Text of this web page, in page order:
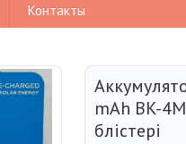
Контакты
mAh BK-
блістері